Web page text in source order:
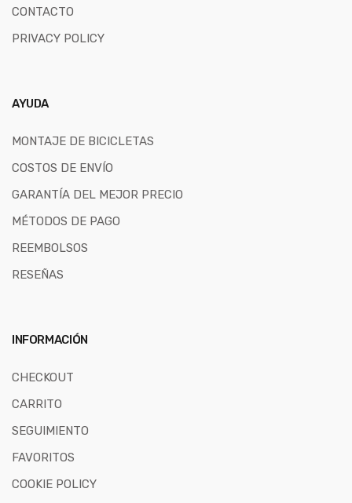
CONTACTO
PRIVACY POLICY
AYUDA
MONTAJE DE BICICLETAS
COSTOS DE ENVÍO
GARANTÍA DEL MEJOR PRECIO
MÉTODOS DE PAGO
REEMBOLSOS
RESEÑAS
INFORMACIÓN
CHECKOUT
CARRITO
SEGUIMIENTO
FAVORITOS
COOKIE POLICY